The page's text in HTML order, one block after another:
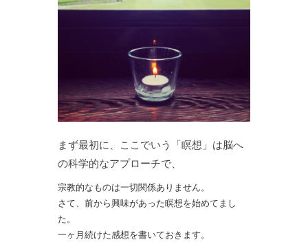
まず最初に、ここでいう「瞑想」は脳へ
の科学的なアプローチで、
宗教的なものは一切関係ありません。
さて、前から興味があった瞑想を始めてまし
た。
一ヶ月続けた感想を書いておきます。